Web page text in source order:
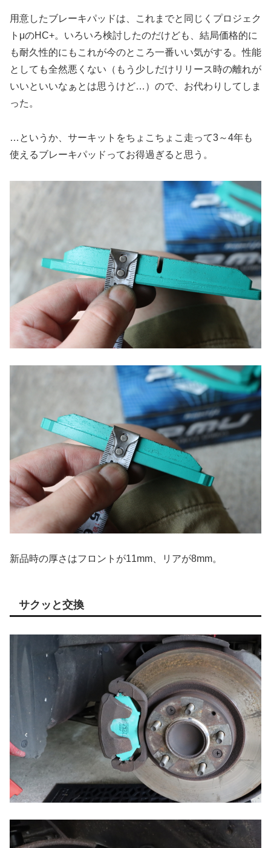
用意したブレーキパッドは、これまでと同じくプロジェク
トμのHC+。いろいろ検討したのだけども、結局価格的に
も耐久性的にもこれが今のところ一番いい気がする。性能
としても全然悪くない（もう少しだけリリース時の離れが
いいといいなぁとは思うけど…）ので、お代わりしてしま
った。
…というか、サーキットをちょこちょこ走って3～4年も
使えるブレーキパッドってお得過ぎると思う。
新品時の厚さはフロントが11mm、リアが8mm。
サクッと交換